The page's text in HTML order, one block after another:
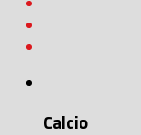
Calcio